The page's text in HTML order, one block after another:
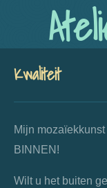
de
Kwaliteit
Mijn
BINNEN!
Wilt u het buiten